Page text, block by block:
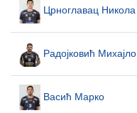
Црноглавац Никола
Радојковић Михајло
Васић Марко